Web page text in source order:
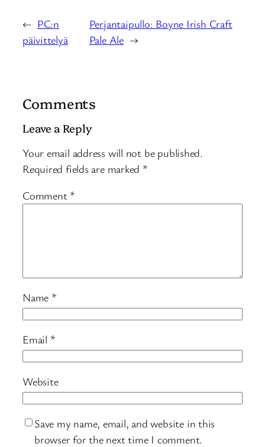
← PC:n
päivittelyä
Perjantaipullo: Boyne Irish Craft
Pale Ale →
Comments
Leave a Reply
Your email address will not be published.
Required fields are marked *
Comment *
Name *
Email *
Website
Save my name, email, and website in this
browser for the next time I comment.